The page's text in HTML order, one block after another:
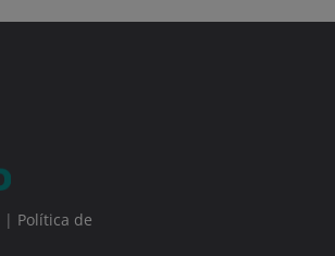
| Política de